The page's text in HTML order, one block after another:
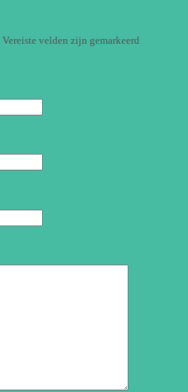
Vereiste velden zijn gemarkeerd